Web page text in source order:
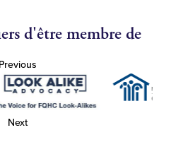
d'être membre de
Previous
Next